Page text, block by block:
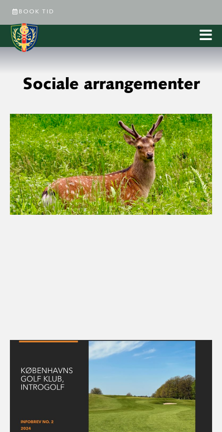
BOOK TID
Sociale arrangementer